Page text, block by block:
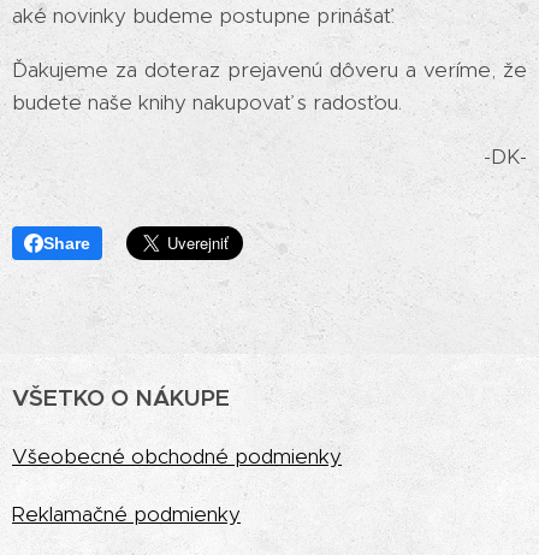
aké novinky budeme postupne prinášať.
Ďakujeme za doteraz prejavenú dôveru a veríme, že
budete naše knihy nakupovať s radosťou.
-DK-
Share
VŠETKO O NÁKUPE
Všeobecné obchodné podmienky
Reklamačné podmienky